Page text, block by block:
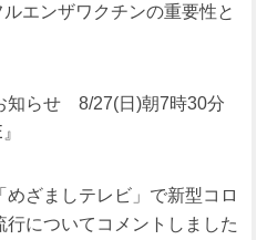
エンザワクチンの重要性と
らせ 8/27(日)朝7時30分
めざましテレビ」で新型コロ
についてコメントしました